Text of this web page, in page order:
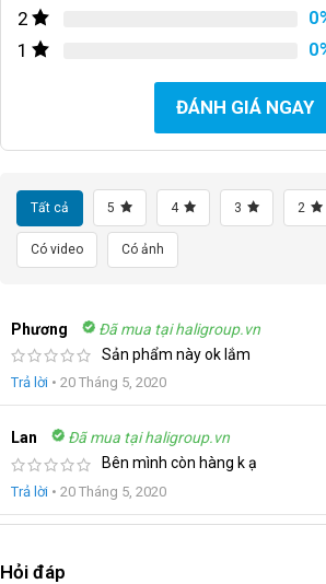
2
1
ĐÁNH GIÁ NGAY
Tất cả 5 4 3 2
Có video Có ảnh
Phương
Đã mua tại haligroup.vn
Sản phẩm này ok lắm
Trả lời • 20 Tháng 5, 2020
Lan
Đã mua tại haligroup.vn
Bên mình còn hàng k ạ
Trả lời • 20 Tháng 5, 2020
Hỏi đáp